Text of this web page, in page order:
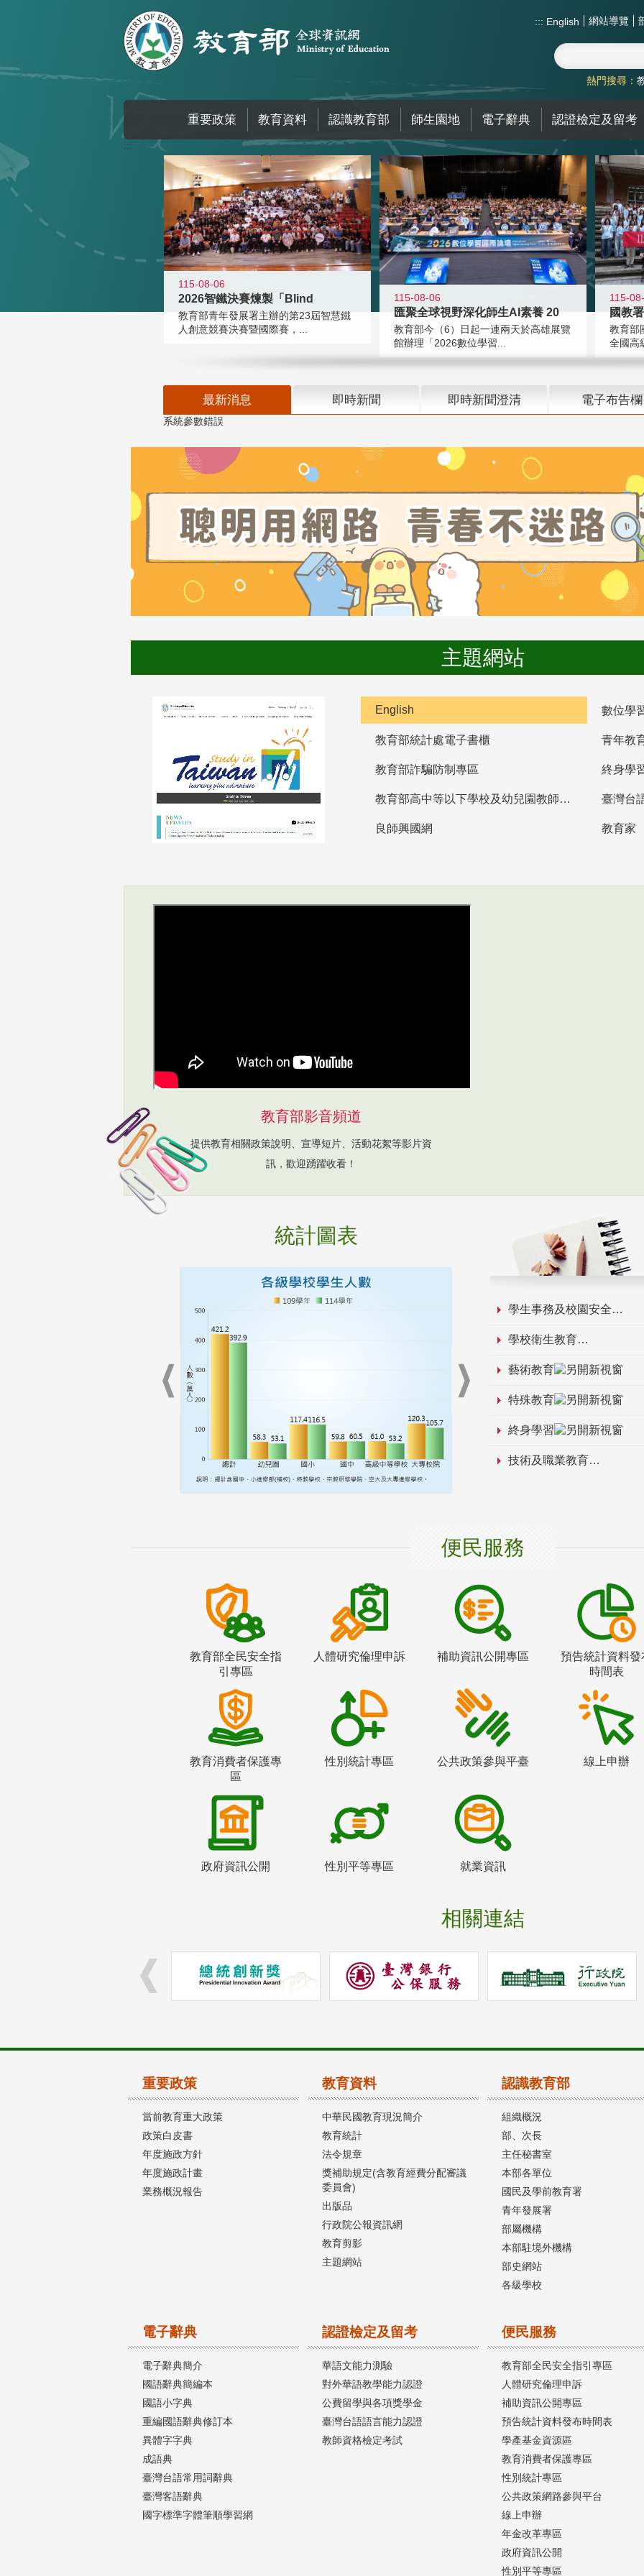
::: English 網站導覽
熱門搜尋：
重要政策 教育資料 認識教育部 師生園地 電子辭典 認證檢定及留考
:::
115-08-06
2026智鐵決賽煉製「Blind
教育部青年發展署主辦的第23屆智慧鐵
人創意競賽決賽暨國際賽，...
115-08-06
匯聚全球視野深化師生AI素養 20
教育部今（6）日起一連兩天於高雄展覽
館辦理「2026數位學習...
115-
教育部
全國高
最新消息 即時新聞 即時新聞澄清 電子布告欄
系統參數錯誤
主題網站
English 數位學
教育部統計處電子書櫃 青年教
教育部詐騙防制專區 終身學
教育部高中等以下學校及幼兒園教師資格檢定考試 臺灣台
良師興國網 教育家
教育部影音頻道
提供教育相關政策說明、宣導短片、活動花絮等影片資
訊，歡迎踴躍收看！
統計圖表
學生事務及校園安全
學校衛生教育
藝術教育
特殊教育
終身學習
技術及職業教育
便民服務
教育部全民安全指
引專區
人體研究倫理申訴 補助資訊公開專區
預告統計資料發
時間表
教育消費者保護專
區
性別統計專區 公共政策參與平臺 線上申辦
政府資訊公開 性別平等專區 就業資訊
相關連結
重要政策
當前教育重大政策
政策白皮書
年度施政方針
年度施政計畫
業務概況報告
教育資料
中華民國教育現況簡介
教育統計
法令規章
獎補助規定(含教育經費分配審議
委員會)
出版品
行政院公報資訊網
教育剪影
主題網站
認識教育部
組織概況
部、次長
主任秘書室
本部各單位
國民及學前教育署
青年發展署
部屬機構
本部駐境外機構
部史網站
各級學校
電子辭典
電子辭典簡介
國語辭典簡編本
國語小字典
重編國語辭典修訂本
異體字字典
成語典
臺灣台語常用詞辭典
臺灣客語辭典
國字標準字體筆順學習網
認證檢定及留考
華語文能力測驗
對外華語教學能力認證
公費留學與各項獎學金
臺灣台語語言能力認證
教師資格檢定考試
便民服務
教育部全民安全指引專區
人體研究倫理申訴
補助資訊公開專區
預告統計資料發布時間表
學產基金資源區
教育消費者保護專區
性別統計專區
公共政策網路參與平台
線上申辦
年金改革專區
政府資訊公開
性別平等專區